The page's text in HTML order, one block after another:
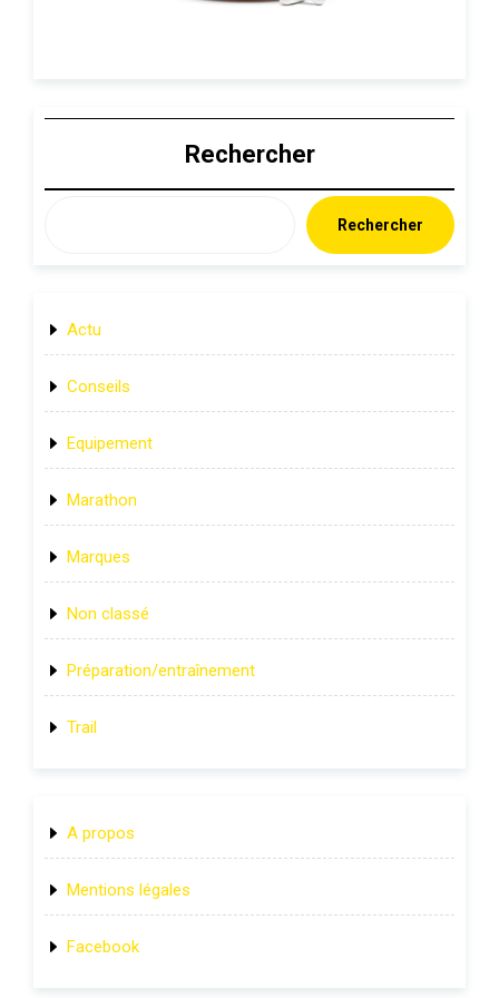
Rechercher
Rechercher
Actu
Conseils
Equipement
Marathon
Marques
Non classé
Préparation/entraînement
Trail
A propos
Mentions légales
Facebook